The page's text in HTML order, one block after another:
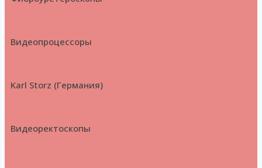
Видеопроцессоры
Karl Storz (Германия)
Видеоректоскопы